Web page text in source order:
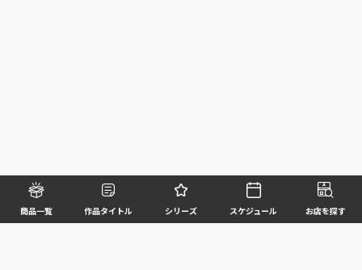
商品一覧 作品タイトル シリーズ スケジュール お店を探す